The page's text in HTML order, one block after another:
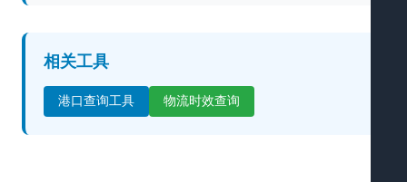
相关工具
港口查询工具 物流时效查询